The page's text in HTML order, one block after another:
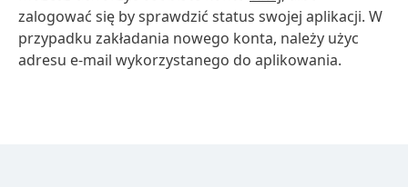
zalogować się by sprawdzić status swojej aplikacji. W
przypadku zakładania nowego konta, należy użyc
adresu e-mail wykorzystanego do aplikowania.